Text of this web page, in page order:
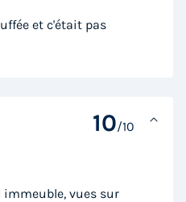
et c'était pas
10/10
immeuble, vues sur